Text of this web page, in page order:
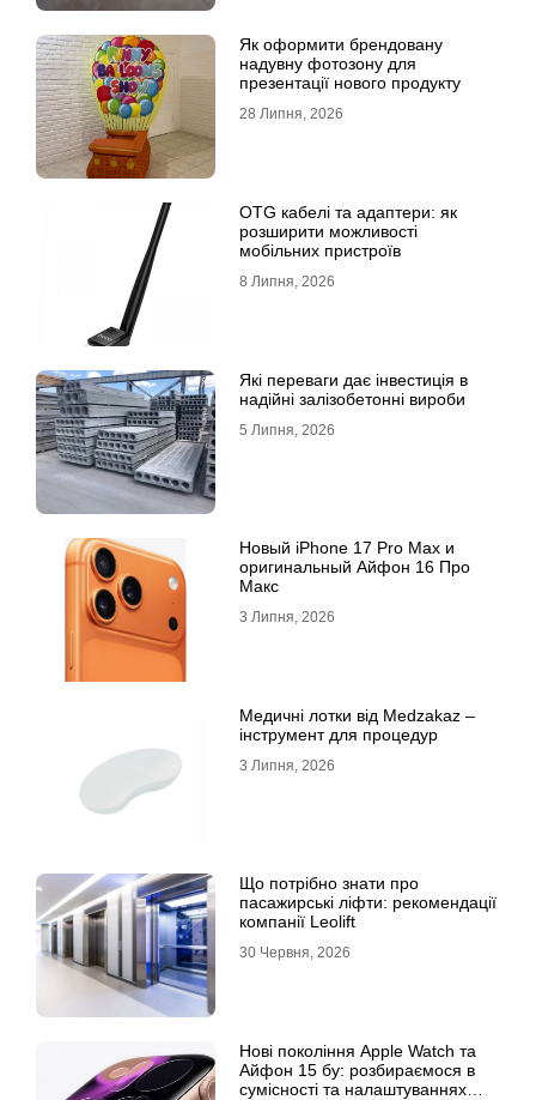
Як оформити брендовану
надувну фотозону для
презентації нового продукту
28 Липня, 2026
OTG кабелі та адаптери: як
розширити можливості
мобільних пристроїв
8 Липня, 2026
Які переваги дає інвестиція в
надійні залізобетонні вироби
5 Липня, 2026
Новый iPhone 17 Pro Max и
оригинальный Айфон 16 Про
Макс
3 Липня, 2026
Медичні лотки від Medzakaz –
інструмент для процедур
3 Липня, 2026
Що потрібно знати про
пасажирські ліфти: рекомендації
компанії Leolift
30 Червня, 2026
Нові покоління Apple Watch та
Айфон 15 бу: розбираємося в
сумісності та налаштуваннях